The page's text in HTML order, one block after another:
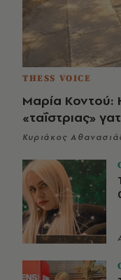
THESS VOICE
Μαρία Κοντού:
«ταΐστριας»
Κυριάκος